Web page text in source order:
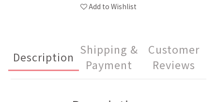
Add to Wishlist
Description
Shipping &
Payment
Customer
Reviews